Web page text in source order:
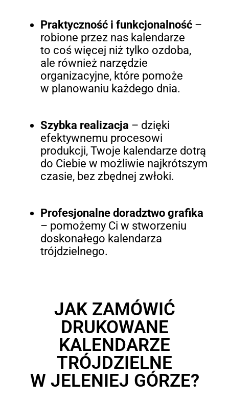
Praktyczność i funkcjonalność–
robione przez nas kalendarze
to coś więcej niż tylko ozdoba,
ale również narzędzie
organizacyjne, które pomoże
w planowaniu każdego dnia.
Szybka realizacja – dzięki
efektywnemu procesowi
produkcji, Twoje kalendarze dotrą
do Ciebie w możliwie najkrótszym
czasie, bez zbędnej zwłoki.
Profesjonalne doradztwo grafika
– pomożemy Ci w stworzeniu
doskonałego kalendarza
trójdzielnego.
JAK ZAMÓWIĆ
DRUKOWANE
KALENDARZE
TRÓJDZIELNE
W JELENIEJ GÓRZE?